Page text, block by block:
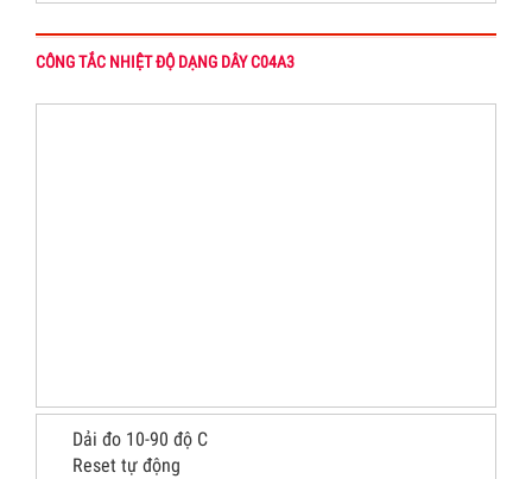
CÔNG TẮC NHIỆT ĐỘ DẠNG DÂY C04A3
Dải đo 10-90 độ C
Reset tự động